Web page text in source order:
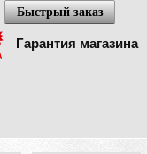
Быстрый заказ
Гарантия магазина